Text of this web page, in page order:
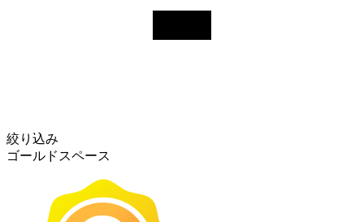
絞り込み
ゴールドスペース